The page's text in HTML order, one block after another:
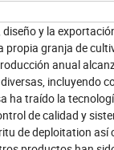
y la
granja de
anual
incluyendo
ha traído la
de calidad y
de deploitation